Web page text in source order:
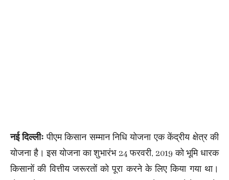
नई दिल्लीः पीएम किसान सम्मान निधि योजना एक केंद्रीय क्षेत्र की
योजना है। इस योजना का शुभारंभ 24 फरवरी, 2019 को भूमि धारक
किसानों की वित्तीय जरूरतों को पूरा करने के लिए किया गया था।